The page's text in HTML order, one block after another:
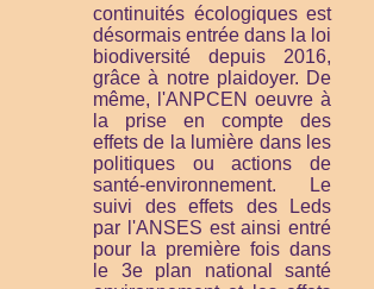
continuités écologiques est
désormais entrée dans la loi
biodiversité depuis 2016,
grâce à notre plaidoyer. De
même, l'ANPCEN oeuvre à
la prise en compte des
effets de la lumière dans les
politiques ou actions de
santé-environnement. Le
suivi des effets des Leds
par l'ANSES est ainsi entré
pour la première fois dans
le 3e plan national santé